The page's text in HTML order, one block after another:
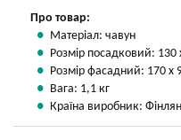
Про товар:
Матеріал: чавун
Розмір посадковий: 130
Розмір фасадний: 170 х
Вага: 1,1 кг
Країна виробник: